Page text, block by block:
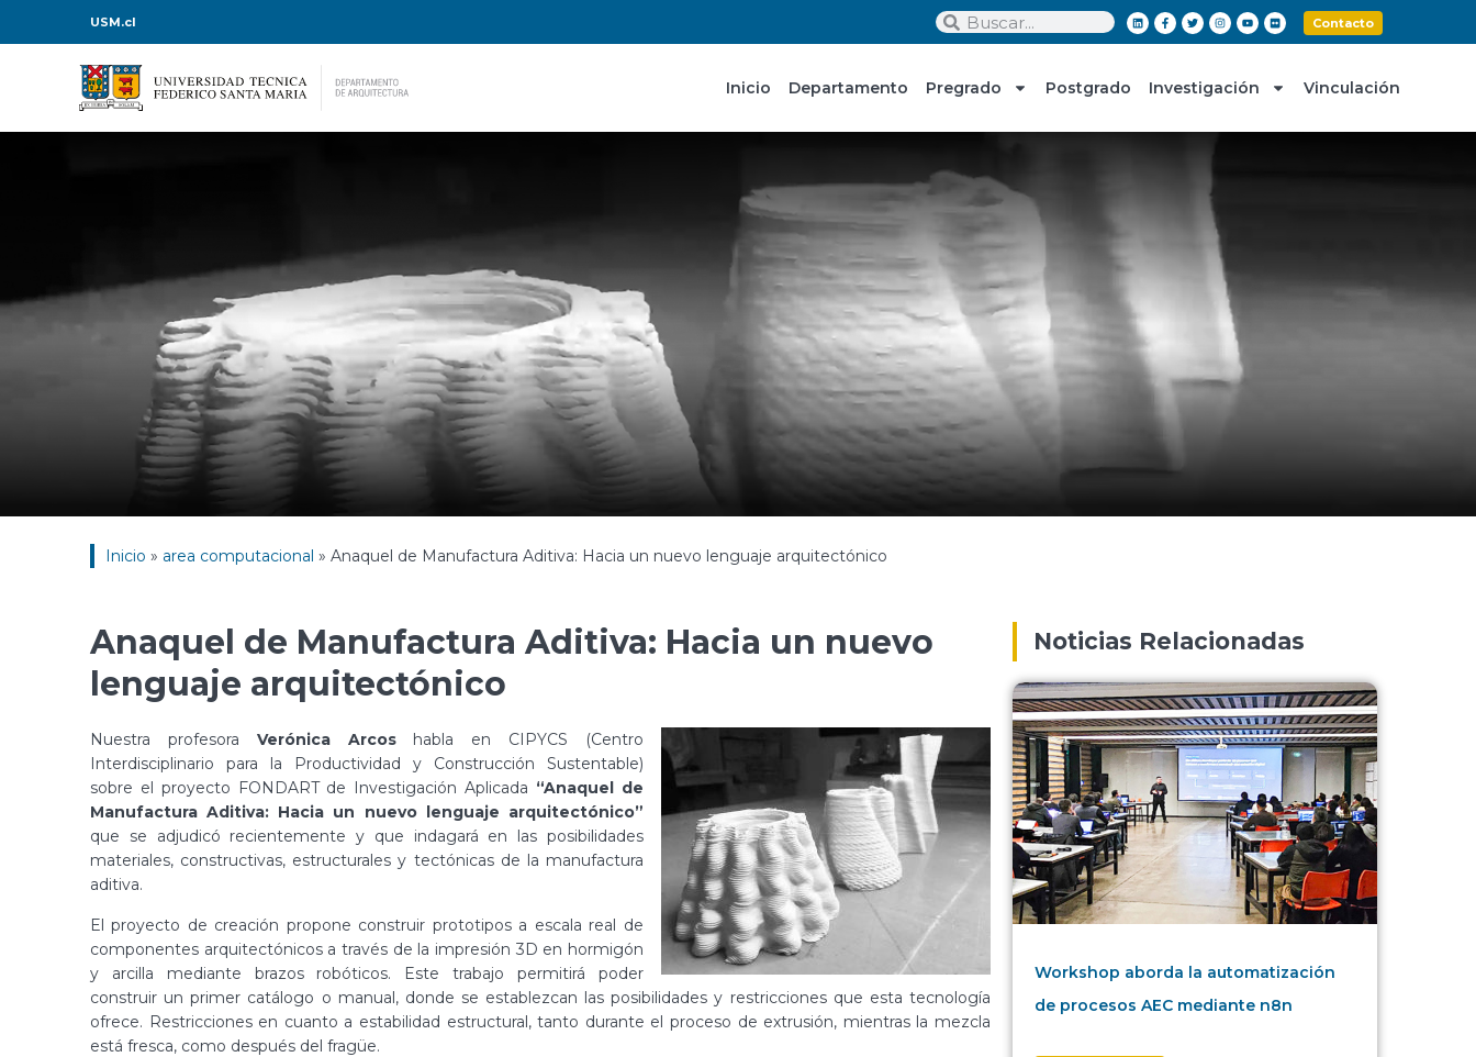
USM.cl Contacto
Inicio Departamento Pregrado Postgrado Investigación Vinculación
Inicio » area computacional » Anaquel de Manufactura Aditiva: Hacia un nuevo lenguaje arquitectónico
Anaquel de Manufactura Aditiva: Hacia un nuevo
lenguaje arquitectónico
Nuestra profesora Verónica Arcoshabla en CIPYCS (Centro
Interdisciplinario para la Productividad y Construcción Sustentable)
sobre el proyecto FONDART de Investigación Aplicada “Anaquel de
Manufactura Aditiva: Hacia un nuevo lenguaje arquitectónico”
que se adjudicó recientemente y que indagará en las posibilidades
materiales, constructivas, estructurales y tectónicas de la manufactura
aditiva.
El proyecto de creación propone construir prototipos a escala real de
componentes arquitectónicos a través de la impresión 3D en hormigón
y arcilla mediante brazos robóticos. Este trabajo permitirá poder
construir un primer catálogo o manual, donde se establezcan las posibilidades y restricciones que esta tecnología
ofrece. Restricciones en cuanto a estabilidad estructural, tanto durante el proceso de extrusión, mientras la mezcla
está fresca, como después del fragüe.
Noticias Relacionadas
Workshop aborda la automatización
de procesos AEC mediante n8n